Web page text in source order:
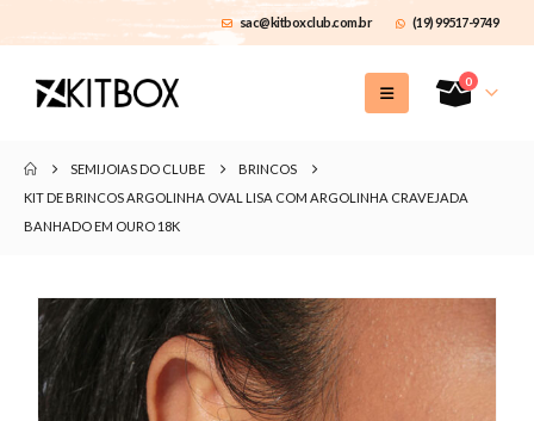
sac@kitboxclub.com.br (19) 99517-9749
0
SEMIJOIAS DO CLUBE
BRINCOS
KIT DE BRINCOS ARGOLINHA OVAL LISA COM ARGOLINHA CRAVEJADA
BANHADO EM OURO 18K